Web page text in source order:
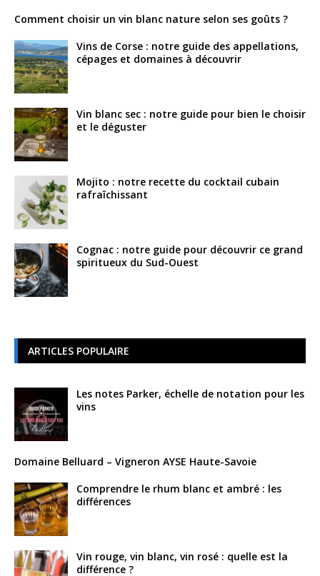
Comment choisir un vin blanc nature selon ses goûts ?
Vins de Corse : notre guide des appellations,
cépages et domaines à découvrir
Vin blanc sec : notre guide pour bien le choisir
et le déguster
Mojito : notre recette du cocktail cubain
rafraîchissant
Cognac : notre guide pour découvrir ce grand
spiritueux du Sud-Ouest
ARTICLES POPULAIRE
Les notes Parker, échelle de notation pour les
vins
Domaine Belluard – Vigneron AYSE Haute-Savoie
Comprendre le rhum blanc et ambré : les
différences
Vin rouge, vin blanc, vin rosé : quelle est la
différence ?